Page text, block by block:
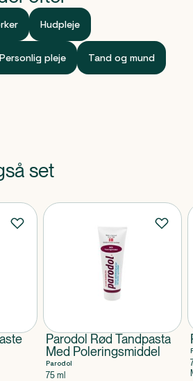
Hudpleje
Personlig pleje Tand og mund
set
Parodol Rød Tandpasta
Med Poleringsmiddel
Parodol
75 ml